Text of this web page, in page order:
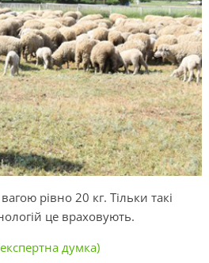
рівно 20 кг. Тільки такі
це враховують.
думка)